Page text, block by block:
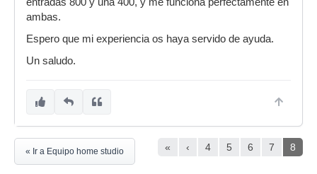
ambas.
Espero que mi experiencia os haya servido de ayuda.
Un saludo.
« ‹ 4 5 6 7 8
« Ir a Equipo home studio